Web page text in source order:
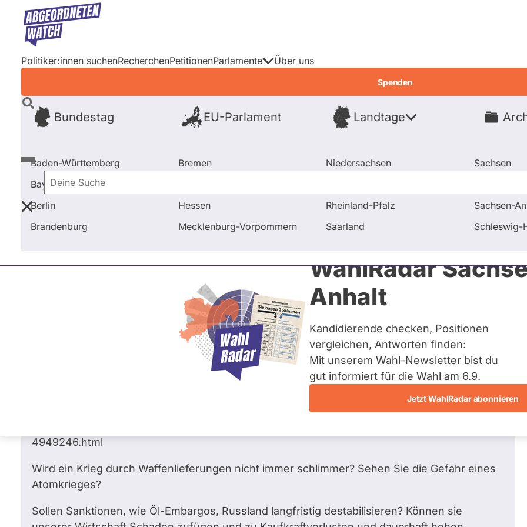
Direkt
Inhalt
Politiker:innen suchenRecherchenPetitionenParlamente
Bundestag EU-Parlament Landtage
Baden-Württemberg
Bayern
Berlin
Brandenburg
Bremen
Hessen
Mecklenburg-Vorpommern
Niedersachsen
Rheinland-Pfalz
Saarland
Sachsen
Sachsen-
Schleswig-
Über uns
Spenden
Deine
Suche
WahlRadar
Anhalt
Kandidierende checken, Positionen
vergleichen, Antworten finden:
Mit unserem Wahl-Newsletter bist du
gut informiert für die Wahl am 6.9.
Jetzt WahlRadar abonnieren
Startseite Frage stellen Inge Blask Fragen und Antworten Ministerpräsident Wüst fordert
Inge Blask
Fragen beantwortet
Zum
Ministerpräsident Wüst fordert Waffenlieferungen ins Kriegsgebiet und Sanktionen
gegenüber Russland. Welche Meinung haben Sie zu der Thematik?
4949246.html
Wird ein Krieg durch Waffenlieferungen nicht immer schlimmer? Sehen Sie die Gefahr eines
Atomkrieges?
Sollen Sanktionen, wie Öl-Embargos, Russland langfristig destabilisieren? Können sie